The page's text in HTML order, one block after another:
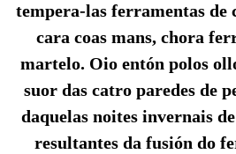
tempera-las ferramentas de
cara coas mans, chora
martelo. Oio entón polos
suor das catro paredes de
daquelas noites invernais
resultantes da fusión do